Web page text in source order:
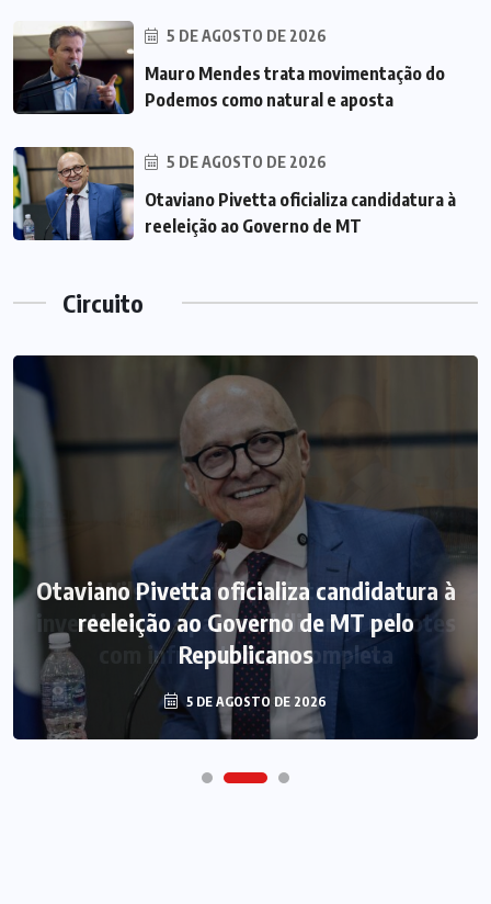
5 DE AGOSTO DE 2026
Mauro Mendes trata movimentação do
Podemos como natural e aposta
5 DE AGOSTO DE 2026
Otaviano Pivetta oficializa candidatura à
reeleição ao Governo de MT
Circuito
Otaviano Pivetta oficializa candidatura à
reeleição ao Governo de MT pelo
Republicanos
5 DE AGOSTO DE 2026